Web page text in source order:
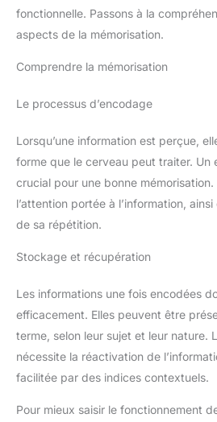
fonctionnelle. Passons à la
aspects de la mémorisation.
Comprendre la mémorisation
Le processus d’encodage
Lorsqu’une information est perçue,
forme que le cerveau peut traiter. Un
crucial pour une bonne
l’attention portée à l’information,
de sa répétition.
Stockage et récupération
Les informations une fois encodées
efficacement. Elles peuvent être
terme, selon leur sujet et leur nature.
nécessite la réactivation de
facilitée par des indices contextuels.
Pour mieux saisir le fonctionnement